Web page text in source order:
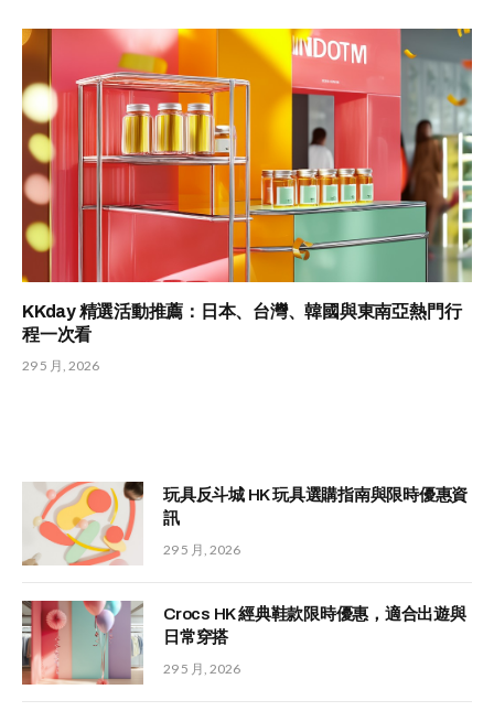
KKday 精選活動推薦：日本、台灣、韓國與東南亞熱門行
程一次看
29 5 月, 2026
玩具反斗城 HK 玩具選購指南與限時優惠資
訊
29 5 月, 2026
Crocs HK 經典鞋款限時優惠，適合出遊與
日常穿搭
29 5 月, 2026